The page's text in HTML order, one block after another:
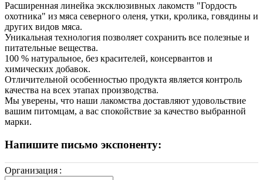
Расширенная линейка эксклюзивных лакомств "Гордость
охотника" из мяса северного оленя, утки, кролика, говядины и
других видов мяса.
Уникальная технология позволяет сохранить все полезные и
питательные вещества.
100 % натуральное, без красителей, консервантов и
химических добавок.
Отличительной особенностью продукта является контроль
качества на всех этапах производства.
Мы уверены, что наши лакомства доставляют удовольствие
вашим питомцам, а вас спокойствие за качество выбранной
марки.
Напишите письмо экспоненту:
Организация :